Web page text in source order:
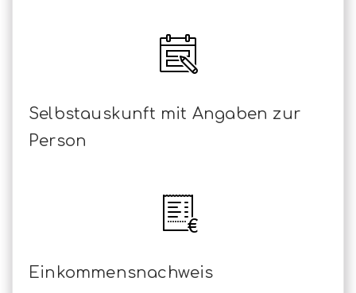
Selbstauskunft mit Angaben zur
Person
Einkommensnachweis